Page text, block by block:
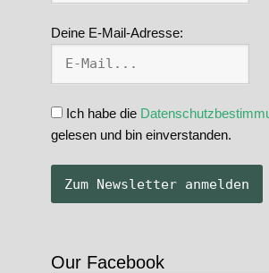
Deine E-Mail-Adresse:
Ich habe die
gelesen und bin einverstanden.
Our Facebook